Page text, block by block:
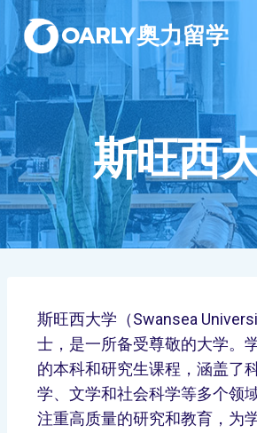
OARLY奥力留学
斯旺西
斯旺西大学（Swansea
士，是一所备受尊敬的大学。
的本科和研究生课程，涵盖了
学、文学和社会科学等多个领
注重高质量的研究和教育，为